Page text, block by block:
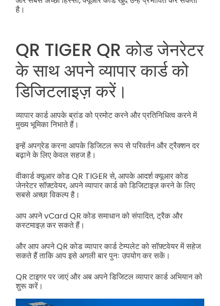
है।
QR TIGER QR कोड जेनरेटर
के साथ अपने व्यापार कार्ड को
डिजिटलाइज़ करें।
व्यापार कार्ड आपके ब्रांड को प्रमोट करने और प्रतिनिधित्व करने में
मुख्य भूमिका निभाते हैं।
इन्हें अपग्रेड करना आपके डिजिटल रूप से परिवर्तन और ट्रैक्शन दर
बढ़ाने के लिए केवल सहज है।
वीकार्ड क्यूआर कोड QR TIGER से, आपके आदर्श क्यूआर कोड
जेनरेटर सॉफ़्टवेयर, अपने व्यापार कार्ड को डिजिटाइज़ करने के लिए
सबसे अच्छा विकल्प है।
आप अपने vCard QR कोड समाधान को संपादित, ट्रैक और
कस्टमाइज़ कर सकते हैं।
और आप अपने QR कोड व्यापार कार्ड टेम्पलेट को सॉफ़्टवेयर में सहेज
सकते हैं ताकि आप इसे अगली बार पुनः उपयोग कर सकें।
QR टाइगर पर जाएं और अब अपने डिजिटल व्यापार कार्ड अभियान को
शुरू करें।